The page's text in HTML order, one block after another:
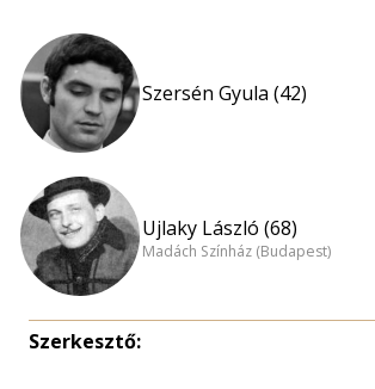
Szersén Gyula (42)
Ujlaky László (68)
Madách Színház (Budapest)
Szerkesztő: